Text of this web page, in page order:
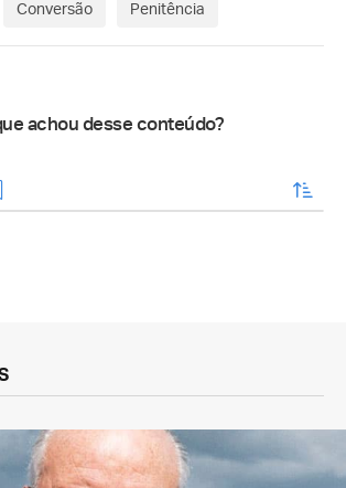
Conversão Penitência
achou desse conteúdo?
enviar